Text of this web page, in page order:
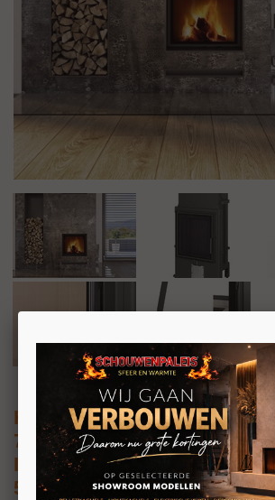
HEATCONNECT
70F01
Inbouw houthaard met
55×60xD44,7CM